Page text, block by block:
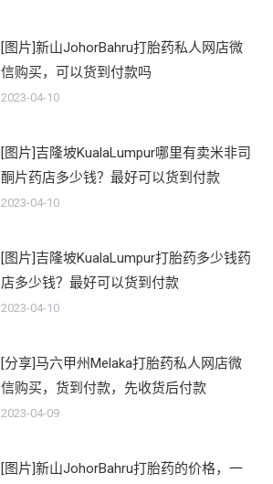
[图片]新山JohorBahru打胎药私人网店微
信购买，可以货到付款吗
2023-04-10
[图片]吉隆坡KualaLumpur哪里有卖米非司
酮片药店多少钱？最好可以货到付款
2023-04-10
[图片]吉隆坡KualaLumpur打胎药多少钱药
店多少钱？最好可以货到付款
2023-04-10
[分享]马六甲州Melaka打胎药私人网店微
信购买，货到付款，先收货后付款
2023-04-09
[图片]新山JohorBahru打胎药的价格，一